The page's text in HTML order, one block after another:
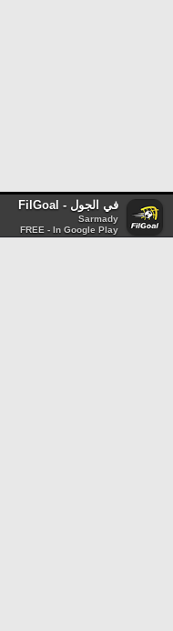
في الجول - FilGoal
Sarmady
FREE - In Google Play